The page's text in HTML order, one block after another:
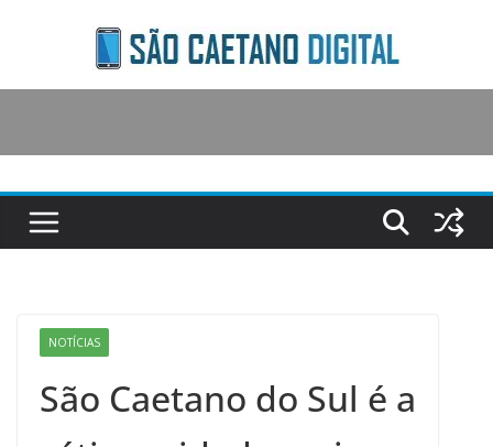
content
NOTÍCIAS
São Caetano do Sul é a